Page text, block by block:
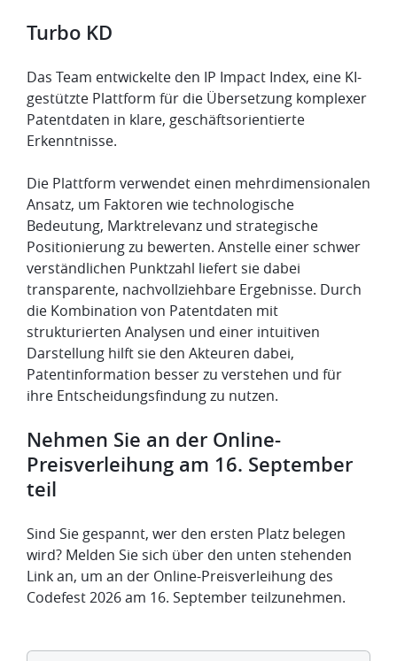
​Turbo KD
Das Team entwickelte den IP Impact Index, eine KI-
gestützte Plattform für die Übersetzung komplexer
Patentdaten in klare, geschäftsorientierte
Erkenntnisse.
Die Plattform verwendet einen mehrdimensionalen
Ansatz, um Faktoren wie technologische
Bedeutung, Marktrelevanz und strategische
Positionierung zu bewerten. Anstelle einer schwer
verständlichen Punktzahl liefert sie dabei
transparente, nachvollziehbare Ergebnisse. Durch
die Kombination von Patentdaten mit
strukturierten Analysen und einer intuitiven
Darstellung hilft sie den Akteuren dabei,
Patentinformation besser zu verstehen und für
ihre Entscheidungsfindung zu nutzen.
Nehmen Sie an der Online-
Preisverleihung am 16. September
teil
Sind Sie gespannt, wer den ersten Platz belegen
wird? Melden Sie sich über den unten stehenden
Link an, um an der Online-Preisverleihung des
Codefest 2026 am 16. September teilzunehmen.